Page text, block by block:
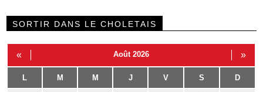
SORTIR DANS LE CHOLETAIS
« Août 2026 »
L M M J V S D